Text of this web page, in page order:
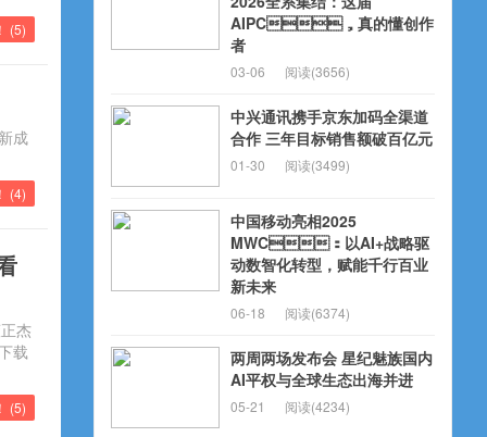
(5)
成
(4)
杰
载
(5)
AIPC，真的懂创作
者
03-06 阅读(3656)
中兴通讯携手京东加码全渠道
合作 三年目标销售额破百亿元
01-30 阅读(3499)
中国移动亮相2025
MWC：以AI+战略驱
动数智化转型，赋能千行百业
新未来
06-18 阅读(6374)
两周两场发布会 星纪魅族国内
AI平权与全球生态出海并进
05-21 阅读(4234)